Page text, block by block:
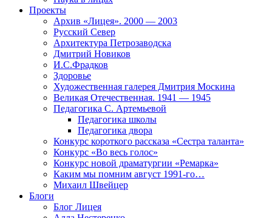
Проекты
Архив «Лицея». 2000 — 2003
Русский Север
Архитектура Петрозаводска
Дмитрий Новиков
И.С.Фрадков
Здоровье
Художественная галерея Дмитрия Москина
Великая Отечественная. 1941 — 1945
Педагогика С. Артемьевой
Педагогика школы
Педагогика двора
Конкурс короткого рассказа «Сестра таланта»
Конкурс «Во весь голос»
Конкурс новой драматургии «Ремарка»
Каким мы помним август 1991-го…
Михаил Швейцер
Блоги
Блог Лицея